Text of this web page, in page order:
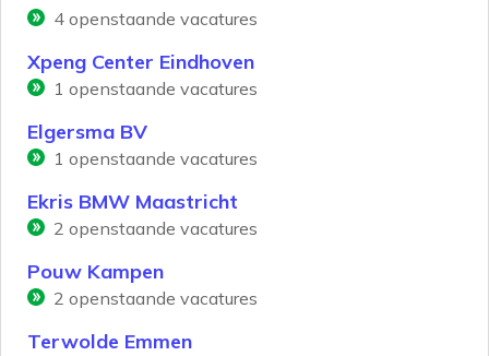
4 openstaande vacatures
Xpeng Center Eindhoven
1 openstaande vacatures
Elgersma BV
1 openstaande vacatures
Ekris BMW Maastricht
2 openstaande vacatures
Pouw Kampen
2 openstaande vacatures
Terwolde Emmen